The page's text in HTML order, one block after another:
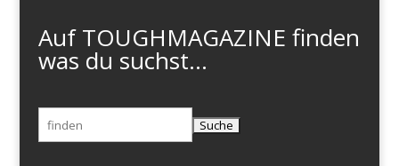
Auf TOUGHMAGAZINE finden
was du suchst...
Suchen
nach: